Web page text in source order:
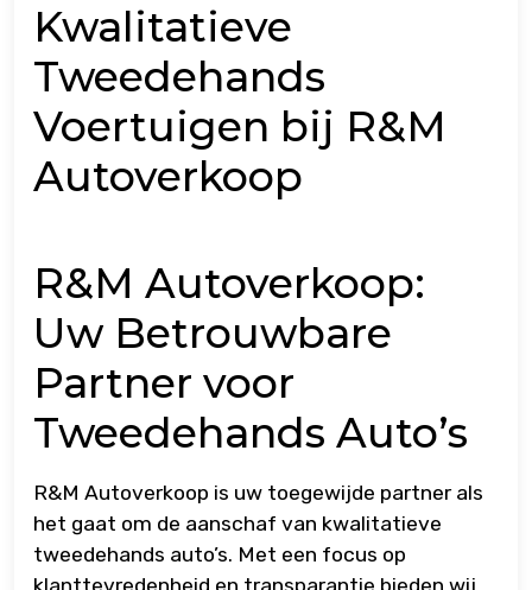
Kwalitatieve
Tweedehands
Voertuigen bij R&M
Autoverkoop
R&M Autoverkoop:
Uw Betrouwbare
Partner voor
Tweedehands Auto’s
R&M Autoverkoop is uw toegewijde partner als
het gaat om de aanschaf van kwalitatieve
tweedehands auto’s. Met een focus op
klanttevredenheid en transparantie bieden wij